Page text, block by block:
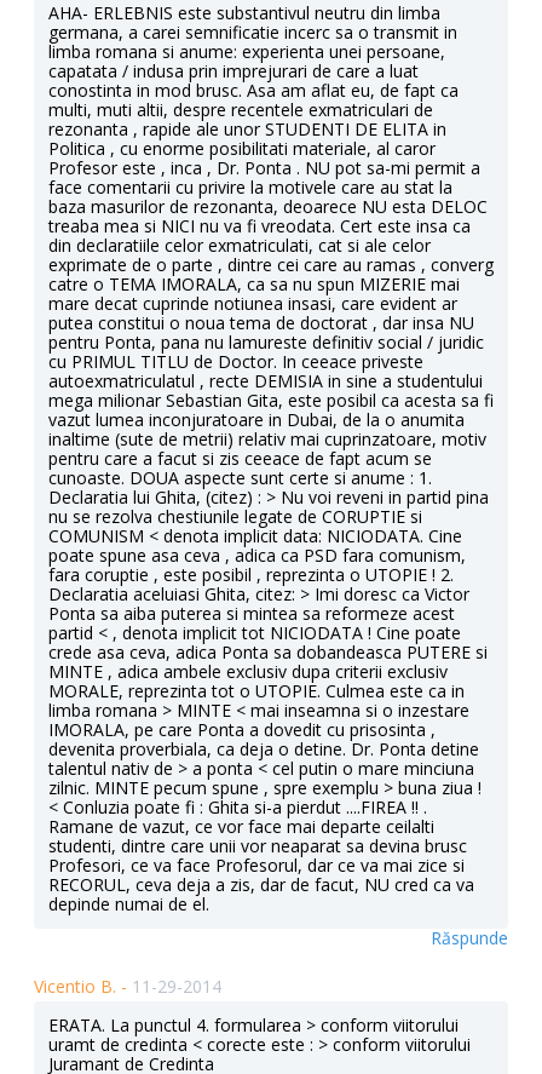
AHA- ERLEBNIS este substantivul neutru din limba
germana, a carei semnificatie incerc sa o transmit in
limba romana si anume: experienta unei persoane,
capatata / indusa prin imprejurari de care a luat
conostinta in mod brusc. Asa am aflat eu, de fapt ca
multi, muti altii, despre recentele exmatriculari de
rezonanta , rapide ale unor STUDENTI DE ELITA in
Politica , cu enorme posibilitati materiale, al caror
Profesor este , inca , Dr. Ponta . NU pot sa-mi permit a
face comentarii cu privire la motivele care au stat la
baza masurilor de rezonanta, deoarece NU esta DELOC
treaba mea si NICI nu va fi vreodata. Cert este insa ca
din declaratiile celor exmatriculati, cat si ale celor
exprimate de o parte , dintre cei care au ramas , converg
catre o TEMA IMORALA, ca sa nu spun MIZERIE mai
mare decat cuprinde notiunea insasi, care evident ar
putea constitui o noua tema de doctorat , dar insa NU
pentru Ponta, pana nu lamureste definitiv social / juridic
cu PRIMUL TITLU de Doctor. In ceeace priveste
autoexmatriculatul , recte DEMISIA in sine a studentului
mega milionar Sebastian Gita, este posibil ca acesta sa fi
vazut lumea inconjuratoare in Dubai, de la o anumita
inaltime (sute de metrii) relativ mai cuprinzatoare, motiv
pentru care a facut si zis ceeace de fapt acum se
cunoaste. DOUA aspecte sunt certe si anume : 1.
Declaratia lui Ghita, (citez) : > Nu voi reveni in partid pina
nu se rezolva chestiunile legate de CORUPTIE si
COMUNISM < denota implicit data: NICIODATA. Cine
poate spune asa ceva , adica ca PSD fara comunism,
fara coruptie , este posibil , reprezinta o UTOPIE ! 2.
Declaratia aceluiasi Ghita, citez: > Imi doresc ca Victor
Ponta sa aiba puterea si mintea sa reformeze acest
partid < , denota implicit tot NICIODATA ! Cine poate
crede asa ceva, adica Ponta sa dobandeasca PUTERE si
MINTE , adica ambele exclusiv dupa criterii exclusiv
MORALE, reprezinta tot o UTOPIE. Culmea este ca in
limba romana > MINTE < mai inseamna si o inzestare
IMORALA, pe care Ponta a dovedit cu prisosinta ,
devenita proverbiala, ca deja o detine. Dr. Ponta detine
talentul nativ de > a ponta < cel putin o mare minciuna
zilnic. MINTE pecum spune , spre exemplu > buna ziua !
< Conluzia poate fi : Ghita si-a pierdut ....FIREA !! .
Ramane de vazut, ce vor face mai departe ceilalti
studenti, dintre care unii vor neaparat sa devina brusc
Profesori, ce va face Profesorul, dar ce va mai zice si
RECORUL, ceva deja a zis, dar de facut, NU cred ca va
depinde numai de el.
Răspunde
Vicentio B. - 11-29-2014
ERATA. La punctul 4. formularea > conform viitorului
uramt de credinta < corecte este : > conform viitorului
Juramant de Credinta